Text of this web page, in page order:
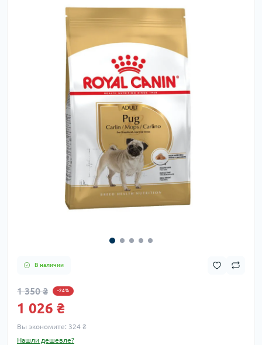
В наличии
1 350 ₴ -24%
1 026 ₴
Вы экономите: 324 ₴
Нашли дешевле?